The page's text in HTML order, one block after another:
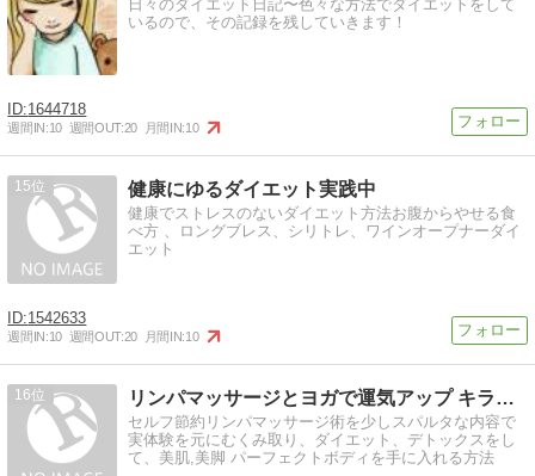
日々のダイエット日記〜色々な方法でダイエットをして
いるので、その記録を残していきます！
1644718
週間IN:10 週間OUT:20 月間IN:10
15 健康にゆるダイエット実践中
健康でストレスのないダイエット方法お腹からやせる食
べ方 、ロングブレス、シリトレ、ワインオープナーダイ
エット
1542633
週間IN:10 週間OUT:20 月間IN:10
16 リンパマッサージとヨガで運気アップ キラキラダイエット
セルフ節約リンパマッサージ術を少しスパルタな内容で
実体験を元にむくみ取り、ダイエット、デトックスをし
て、美肌,美脚 パーフェクトボディを手に入れる方法